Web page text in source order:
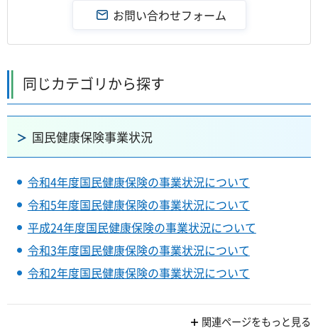
同じカテゴリから探す
国民健康保険事業状況
令和4年度国民健康保険の事業状況について
令和5年度国民健康保険の事業状況について
平成24年度国民健康保険の事業状況について
令和3年度国民健康保険の事業状況について
令和2年度国民健康保険の事業状況について
関連ページをもっと見る